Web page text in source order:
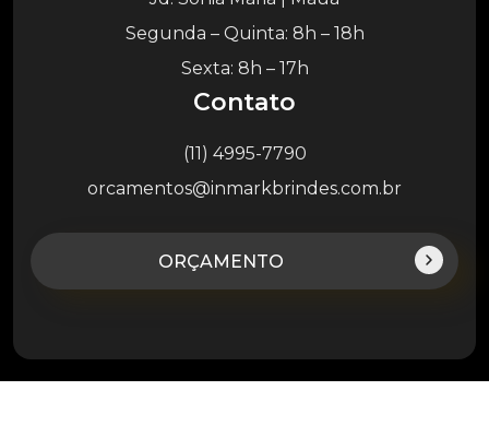
Segunda – Quinta: 8h – 18h
Sexta: 8h – 17h
Contato
(11) 4995-7790
orcamentos@inmarkbrindes.com.br
ORÇAMENTO